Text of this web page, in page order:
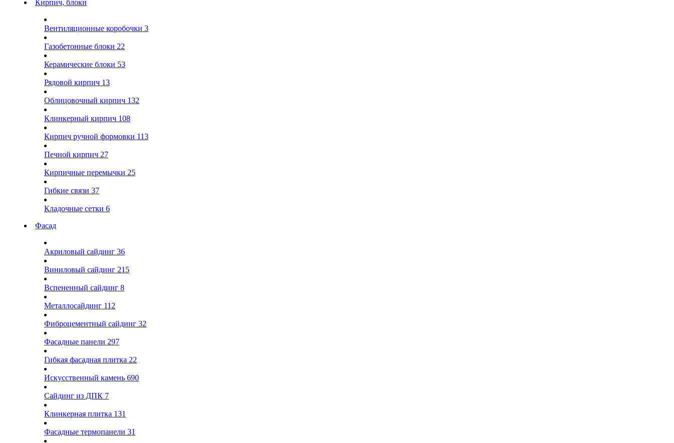
Кирпич, блоки
Вентиляционные коробочки 3
Газобетонные блоки 22
Керамические блоки 53
Рядовой кирпич 13
Облицовочный кирпич 132
Клинкерный кирпич 108
Кирпич ручной формовки 113
Печной кирпич 27
Кирпичные перемычки 25
Гибкие связи 37
Кладочные сетки 6
Фасад
Акриловый сайдинг 36
Виниловый сайдинг 215
Вспененный сайдинг 8
Металлосайдинг 112
Фиброцементный сайдинг 32
Фасадные панели 297
Гибкая фасадная плитка 22
Искусственный камень 690
Сайдинг из ДПК 7
Клинкерная плитка 131
Фасадные термопанели 31